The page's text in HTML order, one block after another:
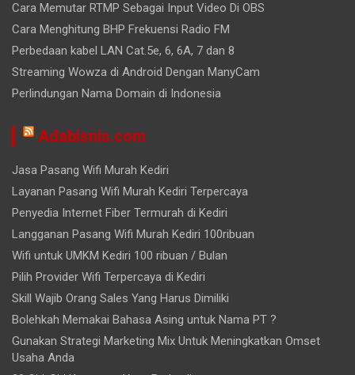
Cara Memutar RTMP Sebagai Input Video Di OBS
Cara Menghitung BHP Frekuensi Radio FM
Perbedaan kabel LAN Cat.5e, 6, 6A, 7 dan 8
Streaming Wowza di Android Dengan ManyCam
Perlindungan Nama Domain di Indonesia
Adabisnis.com
Jasa Pasang Wifi Murah Kediri
Layanan Pasang Wifi Murah Kediri Terpercaya
Penyedia Internet Fiber Termurah di Kediri
Langganan Pasang Wifi Murah Kediri 100ribuan
Wifi untuk UMKM Kediri 100 ribuan / Bulan
Pilih Provider Wifi Terpercaya di Kediri
Skill Wajib Orang Sales Yang Harus Dimiliki
Bolehkah Memakai Bahasa Asing untuk Nama PT ?
Gunakan Strategi Marketing Mix Untuk Meningkatkan Omset
Usaha Anda